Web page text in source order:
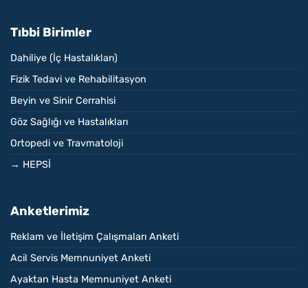
Tıbbi Birimler
Dahiliye (İç Hastalıkları)
Fizik Tedavi ve Rehabilitasyon
Beyin ve Sinir Cerrahisi
Göz Sağlığı ve Hastalıkları
Ortopedi ve Travmatoloji
→ HEPSİ
Anketlerimiz
Reklam ve İletişim Çalışmaları Anketi
Acil Servis Memnuniyet Anketi
Ayaktan Hasta Memnuniyet Anketi